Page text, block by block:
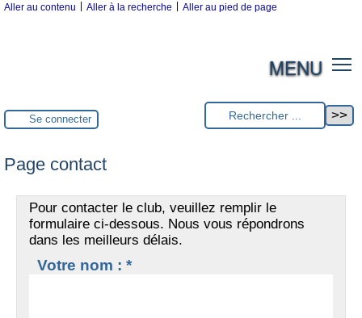
Aller au contenu Aller à la recherche Aller au pied de page
MENU
Se connecter
Page contact
Pour contacter le club, veuillez remplir le
formulaire ci-dessous. Nous vous répondrons
dans les meilleurs délais.
Votre nom : *